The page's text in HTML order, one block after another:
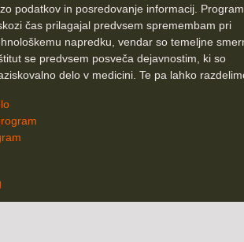
podatkov in posredovanje informacij.
čas prilagajal predvsem spremembam pri
napredku, vendar so temeljne
se predvsem posveča dejavnostim, ki so
delo v medicini. Te pa lahko